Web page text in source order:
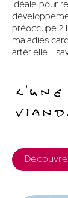
idéale pour
préoccupe ?
maladies
artérielle -